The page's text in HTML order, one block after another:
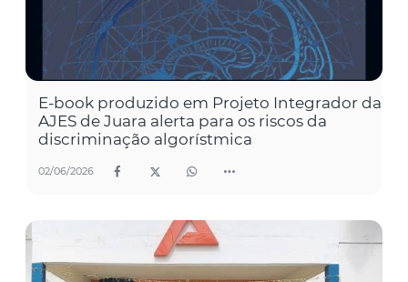
E-book produzido em Projeto Integrador da
AJES de Juara alerta para os riscos da
discriminação algorístmica
02/06/2026